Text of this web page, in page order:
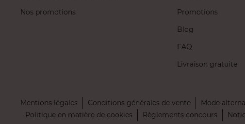
Nos promotions
Promotions
Blog
FAQ
Livraison gratuite
Mentions légales Conditions générales de vente Mode
Politique en matière de cookies
Règlements concours